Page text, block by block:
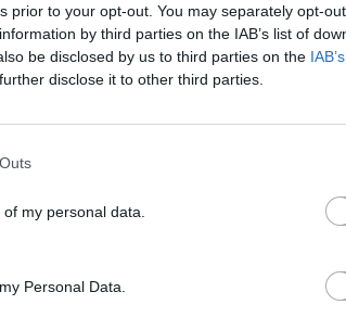
prior to your opt-out. You may separately opt-
by third parties on the IAB’s list of
be disclosed by us to third parties on the
disclose it to other third parties.
my personal data.
Personal Data.
και δείτε όλες τις ειδήσεις από